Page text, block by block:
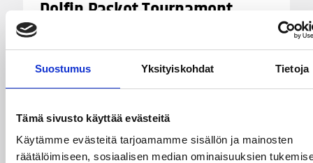
Suostumus Yksityiskohdat Tietoja
Tämä sivusto käyttää evästeitä
Käytämme evästeitä tarjoamamme sisällön ja mainosten
räätälöimiseen, sosiaalisen median ominaisuuksien
Delfin Basket Tournament
Koripallon kansainvälinen turnaus Delfin Basket
pelataan Tampereella tänä viikonloppuna.
joukkuetta ja tuhansia koripallon ystäviä niin